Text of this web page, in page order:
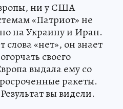
ни у США
«Патриот» не
на Украину и Иран.
«нет», он знает
своего
выдала ему со
ракеты.
вы видели.